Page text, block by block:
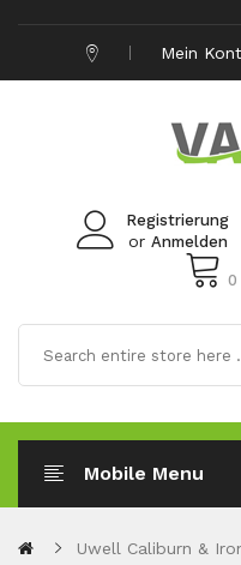
Mein
Registrierung
or Anmelden
0
Mobile Menu
Uwell Caliburn &